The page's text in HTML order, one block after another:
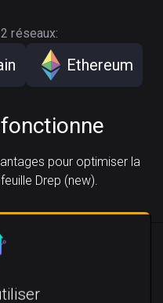
réseaux:
Ethereum
pour optimiser la
Drep (new).